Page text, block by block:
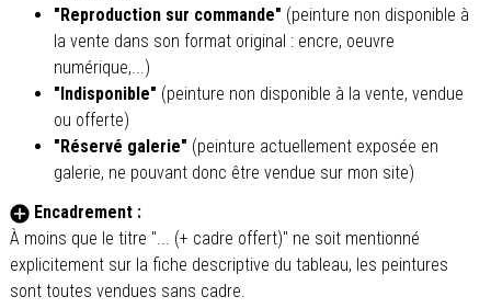
"Reproduction sur commande" (peinture non disponible à
la vente dans son format original : encre, oeuvre
numérique,...)
"Indisponible" (peinture non disponible à la vente, vendue
ou offerte)
"Réservé galerie" (peinture actuellement exposée en
galerie, ne pouvant donc être vendue sur mon site)
Encadrement :
À moins que le titre "... (+ cadre offert)" ne soit mentionné
explicitement sur la fiche descriptive du tableau, les peintures
sont toutes vendues sans cadre.